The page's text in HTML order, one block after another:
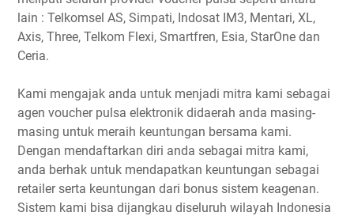
lain : Telkomsel AS, Simpati, Indosat IM3, Mentari, XL,
Axis, Three, Telkom Flexi, Smartfren, Esia, StarOne dan
Ceria.
Kami mengajak anda untuk menjadi mitra kami sebagai
agen voucher pulsa elektronik didaerah anda masing-
masing untuk meraih keuntungan bersama kami.
Dengan mendaftarkan diri anda sebagai mitra kami,
anda berhak untuk mendapatkan keuntungan sebagai
retailer serta keuntungan dari bonus sistem keagenan.
Sistem kami bisa dijangkau diseluruh wilayah Indonesia